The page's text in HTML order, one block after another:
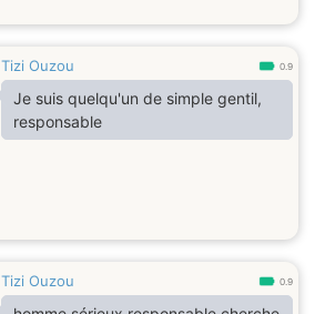
Tizi Ouzou 0.9
Je suis quelqu'un de simple gentil,
responsable
Tizi Ouzou 0.9